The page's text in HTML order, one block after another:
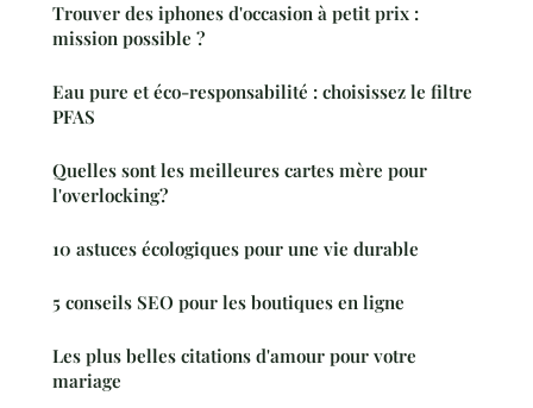
Trouver des iphones d'occasion à petit prix :
mission possible ?
Eau pure et éco-responsabilité : choisissez le filtre
PFAS
Quelles sont les meilleures cartes mère pour
l'overlocking?
10 astuces écologiques pour une vie durable
5 conseils SEO pour les boutiques en ligne
Les plus belles citations d'amour pour votre
mariage